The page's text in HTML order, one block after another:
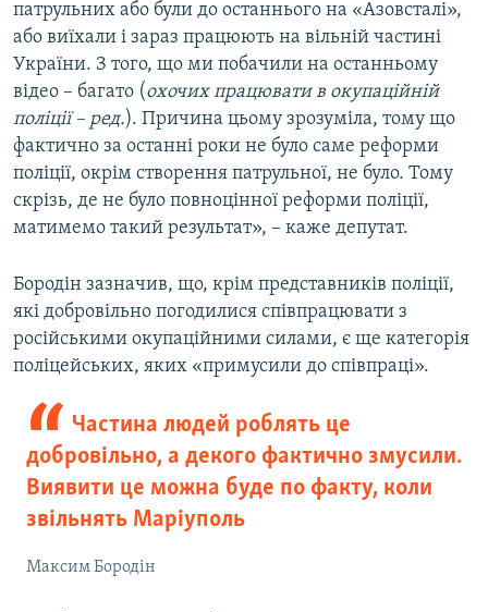
патрульних або були до останнього на «Азовсталі»,
або виїхали і зараз працюють на вільній частині
України. З того, що ми побачили на останньому
відео – багато (охочих працювати в окупаційній
поліції – ред.). Причина цьому зрозуміла, тому що
фактично за останні роки не було саме реформи
поліції, окрім створення патрульної, не було. Тому
скрізь, де не було повноцінної реформи поліції,
матимемо такий результат», – каже депутат.
Бородін зазначив, що, крім представників поліції,
які добровільно погодилися співпрацювати з
російськими окупаційними силами, є ще категорія
поліцейських, яких «примусили до співпраці».
Частина людей роблять це
добровільно, а декого фактично змусили.
Виявити це можна буде по факту, коли
звільнять Маріуполь
Максим Бородін